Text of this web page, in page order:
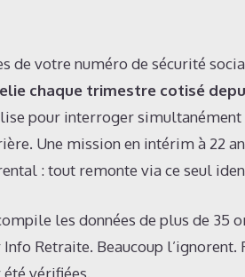
de votre numéro de sécurité
chaque trimestre cotisé
pour interroger simultanément
Une mission en intérim à 22
: tout remonte via ce seul
les données de plus de
Retraite. Beaucoup
vérifiées.